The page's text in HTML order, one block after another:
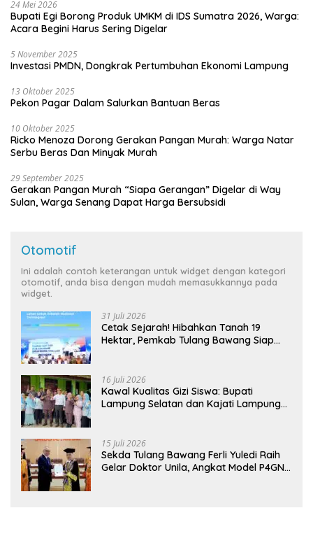
24 Mei 2026
Bupati Egi Borong Produk UMKM di IDS Sumatra 2026, Warga:
Acara Begini Harus Sering Digelar
5 November 2025
Investasi PMDN, Dongkrak Pertumbuhan Ekonomi Lampung
13 Oktober 2025
Pekon Pagar Dalam Salurkan Bantuan Beras
10 Oktober 2025
Ricko Menoza Dorong Gerakan Pangan Murah: Warga Natar
Serbu Beras Dan Minyak Murah
29 September 2025
Gerakan Pangan Murah “Siapa Gerangan” Digelar di Way
Sulan, Warga Senang Dapat Harga Bersubsidi
Otomotif
Ini adalah contoh keterangan untuk widget dengan kategori
otomotif, anda bisa dengan mudah memasukkannya pada
widget.
31 Juli 2026
Cetak Sejarah! Hibahkan Tanah 19
Hektar, Pemkab Tulang Bawang Siap
16 Juli 2026
Kawal Kualitas Gizi Siswa: Bupati
Lampung Selatan dan Kajati Lampung
15 Juli 2026
Sekda Tulang Bawang Ferli Yuledi Raih
Gelar Doktor Unila, Angkat Model P4GN